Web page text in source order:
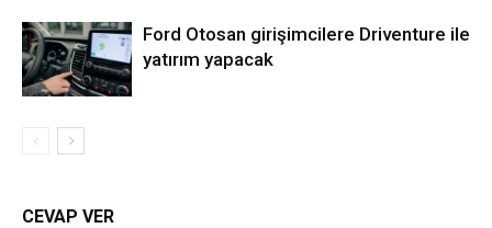
Ford Otosan girişimcilere Driventure ile
yatırım yapacak
CEVAP VER